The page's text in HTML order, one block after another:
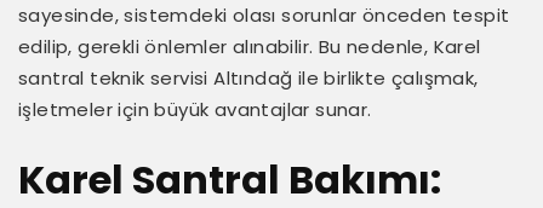
sayesinde, sistemdeki olası sorunlar önceden tespit
edilip, gerekli önlemler alınabilir. Bu nedenle, Karel
santral teknik servisi Altındağ ile birlikte çalışmak,
işletmeler için büyük avantajlar sunar.
Karel Santral Bakımı: